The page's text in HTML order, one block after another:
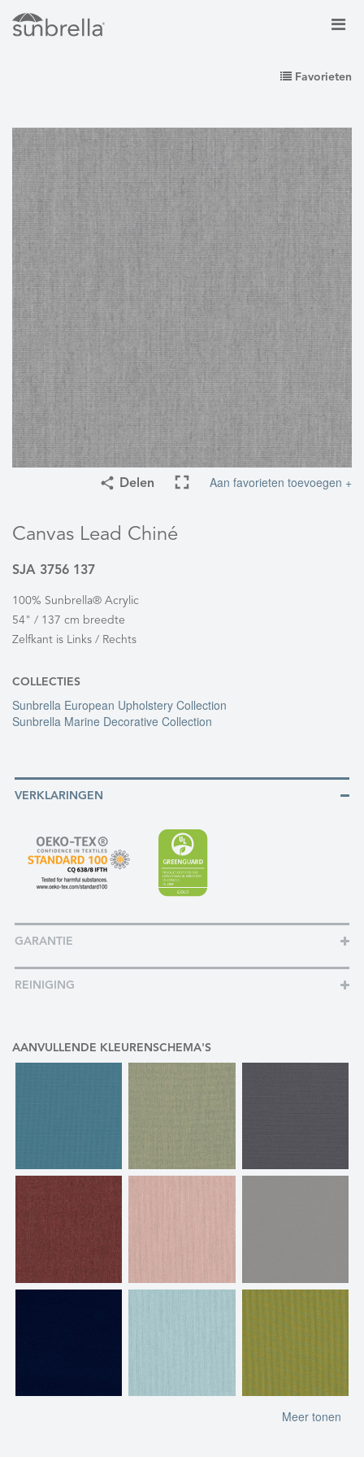
Favorieten
Delen Aan favorieten toevoegen +
Canvas Lead Chiné
SJA 3756 137
100% Sunbrella® Acrylic
54" / 137 cm breedte
Zelfkant is Links / Rechts
COLLECTIES
Sunbrella European Upholstery Collection
Sunbrella Marine Decorative Collection
VERKLARINGEN
GARANTIE
REINIGING
AANVULLENDE KLEURENSCHEMA'S
Meer tonen